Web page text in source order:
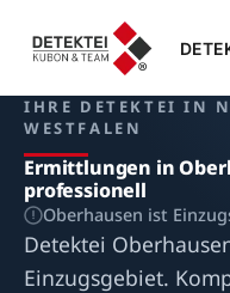
IHRE DETEKTEI IN
WESTFALEN
Ermittlungen in
professionell
Oberhausen ist
Detektei
Einzugsgebiet.